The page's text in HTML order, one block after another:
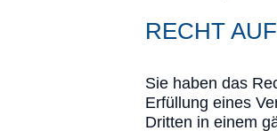
RECHT
Sie haben das
Erfüllung eines
Dritten in einem